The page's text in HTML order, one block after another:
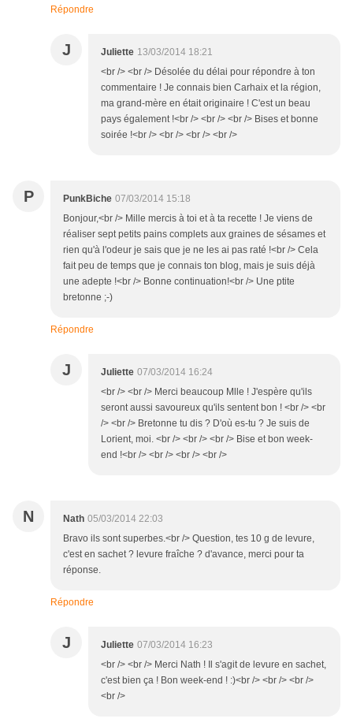
Répondre
J Juliette 13/03/2014 18:21
<br /> <br /> Désolée du délai pour répondre à ton
commentaire ! Je connais bien Carhaix et la région,
ma grand-mère en était originaire ! C'est un beau
pays également !<br /> <br /> <br /> Bises et bonne
soirée !<br /> <br /> <br /> <br />
P PunkBiche 07/03/2014 15:18
Bonjour,<br /> Mille mercis à toi et à ta recette ! Je viens de
réaliser sept petits pains complets aux graines de sésames et
rien qu'à l'odeur je sais que je ne les ai pas raté !<br /> Cela
fait peu de temps que je connais ton blog, mais je suis déjà
une adepte !<br /> Bonne continuation!<br /> Une ptite
bretonne ;-)
Répondre
J Juliette 07/03/2014 16:24
<br /> <br /> Merci beaucoup Mlle ! J'espère qu'ils
seront aussi savoureux qu'ils sentent bon ! <br /> <br
/> <br /> Bretonne tu dis ? D'où es-tu ? Je suis de
Lorient, moi. <br /> <br /> <br /> Bise et bon week-
end !<br /> <br /> <br /> <br />
N Nath 05/03/2014 22:03
Bravo ils sont superbes.<br /> Question, tes 10 g de levure,
c'est en sachet ? levure fraîche ? d'avance, merci pour ta
réponse.
Répondre
J Juliette 07/03/2014 16:23
<br /> <br /> Merci Nath ! Il s'agit de levure en sachet,
c'est bien ça ! Bon week-end ! :)<br /> <br /> <br />
<br />